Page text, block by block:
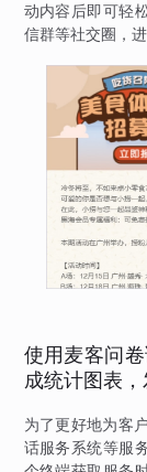
动内容后即可轻
信群等社交圈，
使用麦客问
成统计图表
为了更好地为客
话服务系统等服